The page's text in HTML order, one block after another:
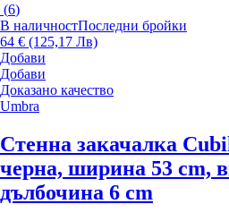
(6)
В наличностПоследни бройки
64 € (125,17 Лв)
Добави
Добави
Доказано качество
Umbra
Стенна закачалка
черна, ширина 53 cm,
дълбочина 6 cm